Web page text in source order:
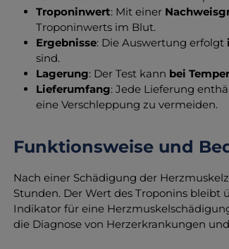
Troponinwert: Mit einer
Troponinwerts im Blut.
Ergebnisse: Die Auswertung erfolgt
sind.
Lagerung: Der Test kann bei
Lieferumfang: Jede Lieferung
eine Verschleppung zu vermeiden.
Funktionsweise und
Nach einer Schädigung der
Stunden. Der Wert des Troponins bleibt
Indikator für eine
die Diagnose von Herzerkrankungen